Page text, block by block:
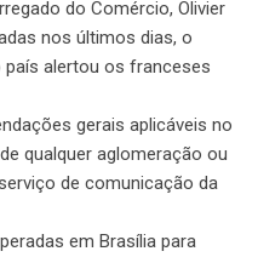
do Comércio, Olivier
nos últimos dias, o
país alertou os franceses
gerais aplicáveis ​​no
qualquer aglomeração ou
de comunicação da
em Brasília para